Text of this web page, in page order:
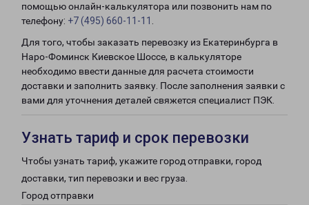
помощью онлайн-калькулятора или позвонить нам по
телефону: +7 (495) 660-11-11
Для того, чтобы заказать перевозку из Екатеринбурга в
Наро-Фоминск Киевское Шоссе, в калькуляторе
необходимо ввести данные для расчета стоимости
доставки и заполнить заявку. После заполнения заявки с
вами для уточнения деталей свяжется специалист ПЭК.
Узнать тариф и срок перевозки
Чтобы узнать тариф, укажите город отправки, город
доставки, тип перевозки и вес груза.
Город отправки